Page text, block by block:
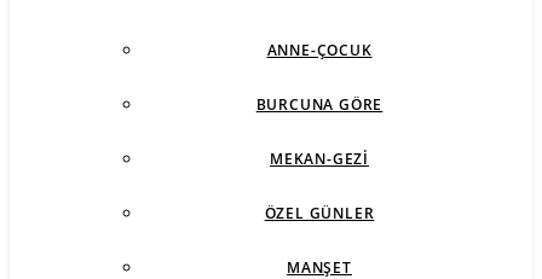
ANNE-ÇOCUK
BURCUNA GÖRE
MEKAN-GEZI
ÖZEL GÜNLER
MANŞET